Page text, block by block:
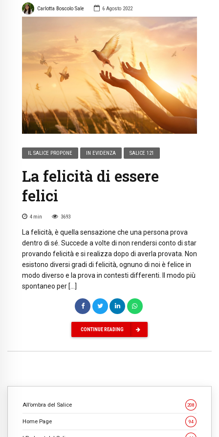
Carlotta Boscolo Sale 6 Agosto 2022
IL SALICE PROPONE IN EVIDENZA SALICE 121
La felicità di essere
felici
4 min 3693
La felicità, è quella sensazione che una persona prova
dentro di sé. Succede a volte di non rendersi conto di star
provando felicità e si realizza dopo di averla provata. Non
esistono diversi gradi di felicità, ognuno di noi è felice in
modo diverso e la prova in contesti differenti. Il modo più
spontaneo per […]
CONTINUE READING
All’ombra del Salice 208
Home Page 94